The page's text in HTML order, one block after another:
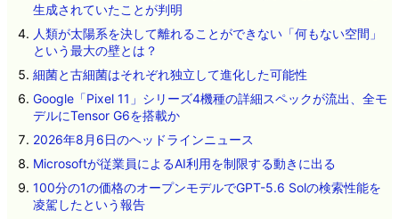
生成されていたことが判明
人類が太陽系を決して離れることができない「何もない空間」
という最大の壁とは？
細菌と古細菌はそれぞれ独立して進化した可能性
Google「Pixel 11」シリーズ4機種の詳細スペックが流出、全モ
デルにTensor G6を搭載か
2026年8月6日のヘッドラインニュース
Microsoftが従業員によるAI利用を制限する動きに出る
100分の1の価格のオープンモデルでGPT-5.6 Solの検索性能を
凌駕したという報告